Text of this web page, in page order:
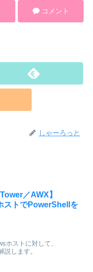
コメント
しゃーろっと
／AWX】
ストでPowerShellを
ホストに対して、
説します。